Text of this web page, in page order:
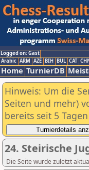
Logged on: Gast
Arabic ARM AZE BIH BUL CAT
Home TurnierDB
Hinweis: Um die
Seiten und mehr)
bereits seit 5
24. Steirische
Die Seite wurde zuletzt